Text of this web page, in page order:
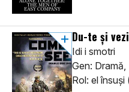
Du-te şi vezi
Idi i smotri
Gen:
Rol: el însuşi